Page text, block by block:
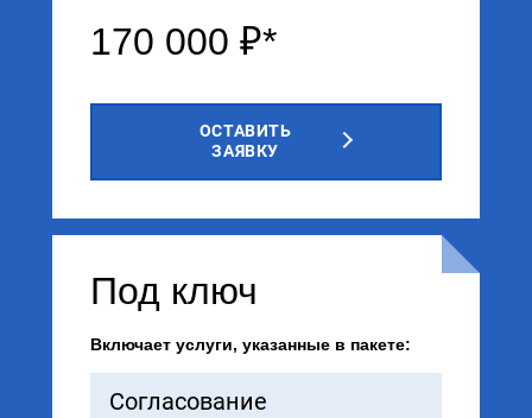
170 000 ₽*
ОСТАВИТЬ
ЗАЯВКУ
Под ключ
Включает услуги, указанные в пакете:
Согласование